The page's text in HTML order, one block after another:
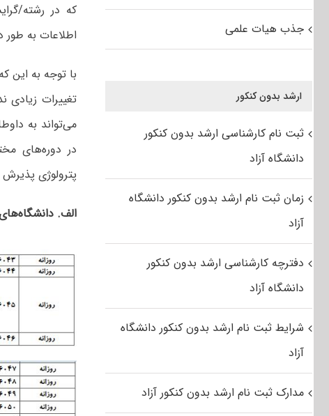
که در رشته/
اطلاعات به طور
با توجه به این
تغییرات زیادی
می‌تواند به
در دوره‌های
ﭘﺘﺮوﻟﻮژی
الف.
جذب هیات علمی
ارشد بدون کنکور
ثبت نام کارشناسی ارشد بدون کنکور
دانشگاه آزاد
زمان ثبت نام ارشد بدون کنکور دانشگاه
آزاد
دفترچه کارشناسی ارشد بدون کنکور
دانشگاه آزاد
شرایط ثبت نام ارشد بدون کنکور دانشگاه
آزاد
مدارک ثبت نام ارشد بدون کنکور آزاد